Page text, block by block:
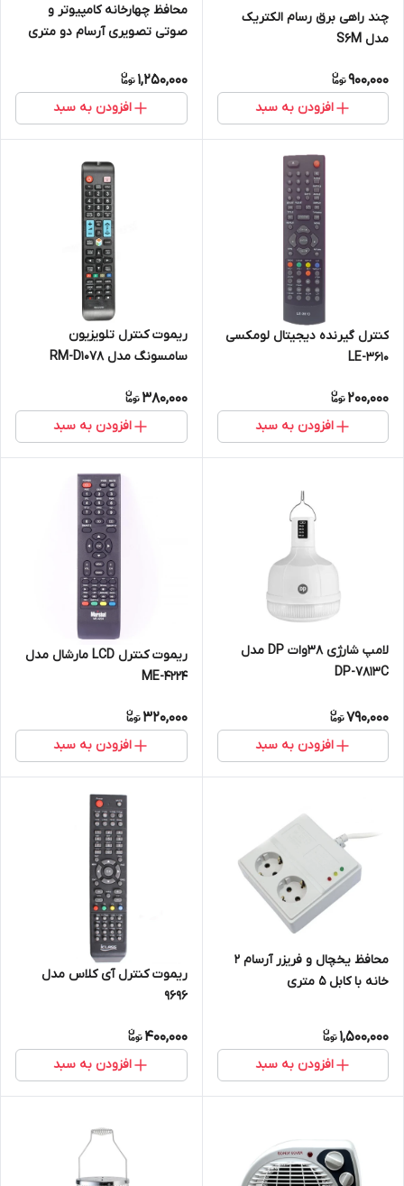
چند راهی برق رسام الکتریک
مدل S6M
900,000
افزودن به سبد
محافظ چهارخانه کامپیوتر و
صوتی تصویری آرسام دو متری
1,250,000
افزودن به سبد
کنترل گیرنده دیجیتال لومکسی
LE-3610
200,000
افزودن به سبد
ریموت کنترل تلویزیون
سامسونگ مدل RM-D1078
380,000
افزودن به سبد
لامپ شارژی ۳۸وات DP مدل
DP-7813C
790,000
افزودن به سبد
ریموت کنترل LCD مارشال مدل
ME-4224
320,000
افزودن به سبد
محافظ یخچال و فریزر آرسام 2
خانه با کابل 5 متری
1,500,000
افزودن به سبد
ریموت کنترل آی کلاس مدل
۹۶۹۶
400,000
افزودن به سبد